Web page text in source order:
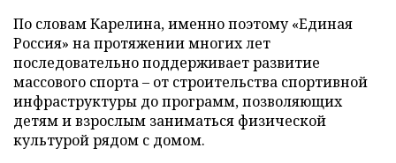
По словам Карелина, именно поэтому «Единая
Россия» на протяжении многих лет
последовательно поддерживает развитие
массового спорта – от строительства спортивной
инфраструктуры до программ, позволяющих
детям и взрослым заниматься физической
культурой рядом с домом.